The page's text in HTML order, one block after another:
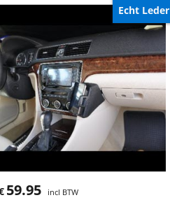
Echt Leder
59.95 incl BTW